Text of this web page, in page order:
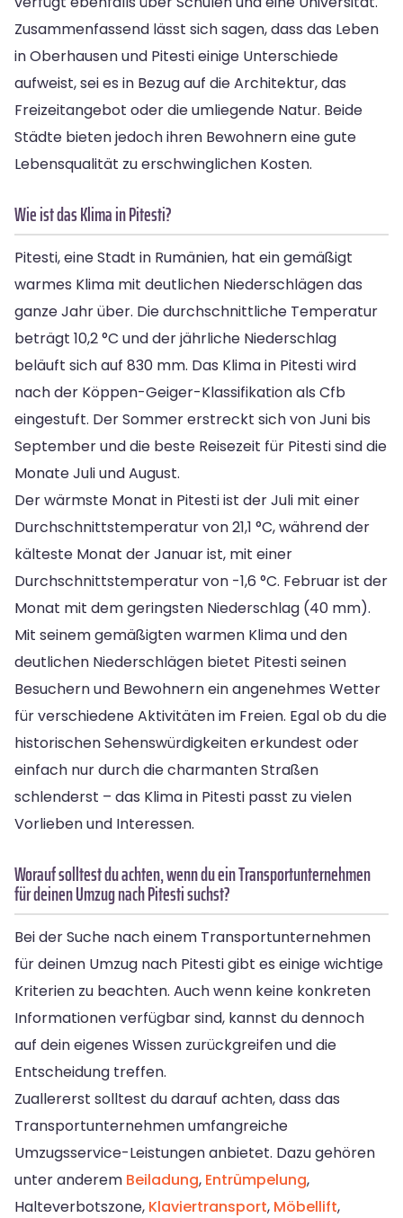
Zusammenfassend lässt sich sagen, dass das Leben
in Oberhausen und Pitesti einige Unterschiede
aufweist, sei es in Bezug auf die Architektur, das
Freizeitangebot oder die umliegende Natur. Beide
Städte bieten jedoch ihren Bewohnern eine gute
Lebensqualität zu erschwinglichen Kosten.
Wie ist das Klima in Pitesti?
Pitesti, eine Stadt in Rumänien, hat ein gemäßigt
warmes Klima mit deutlichen Niederschlägen das
ganze Jahr über. Die durchschnittliche Temperatur
beträgt 10,2 °C und der jährliche Niederschlag
beläuft sich auf 830 mm. Das Klima in Pitesti wird
nach der Köppen-Geiger-Klassifikation als Cfb
eingestuft. Der Sommer erstreckt sich von Juni bis
September und die beste Reisezeit für Pitesti sind die
Monate Juli und August.
Der wärmste Monat in Pitesti ist der Juli mit einer
Durchschnittstemperatur von 21,1 °C, während der
kälteste Monat der Januar ist, mit einer
Durchschnittstemperatur von -1,6 °C. Februar ist der
Monat mit dem geringsten Niederschlag (40 mm).
Mit seinem gemäßigten warmen Klima und den
deutlichen Niederschlägen bietet Pitesti seinen
Besuchern und Bewohnern ein angenehmes Wetter
für verschiedene Aktivitäten im Freien. Egal ob du die
historischen Sehenswürdigkeiten erkundest oder
einfach nur durch die charmanten Straßen
schlenderst – das Klima in Pitesti passt zu vielen
Vorlieben und Interessen.
Worauf solltest du achten, wenn du ein Transportunternehmen
für deinen Umzug nach Pitesti suchst?
Bei der Suche nach einem Transportunternehmen
für deinen Umzug nach Pitesti gibt es einige wichtige
Kriterien zu beachten. Auch wenn keine konkreten
Informationen verfügbar sind, kannst du dennoch
auf dein eigenes Wissen zurückgreifen und die
Entscheidung treffen.
Zuallererst solltest du darauf achten, dass das
Transportunternehmen umfangreiche
Umzugsservice-Leistungen anbietet. Dazu gehören
unter anderem Beiladung, Entrümpelung,
Halteverbotszone, Klaviertransport, Möbellift,